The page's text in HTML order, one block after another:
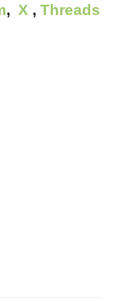
, X , Threads